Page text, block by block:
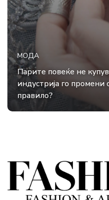
МОДА
Парите повеќе не
индустрија го промени
правило?